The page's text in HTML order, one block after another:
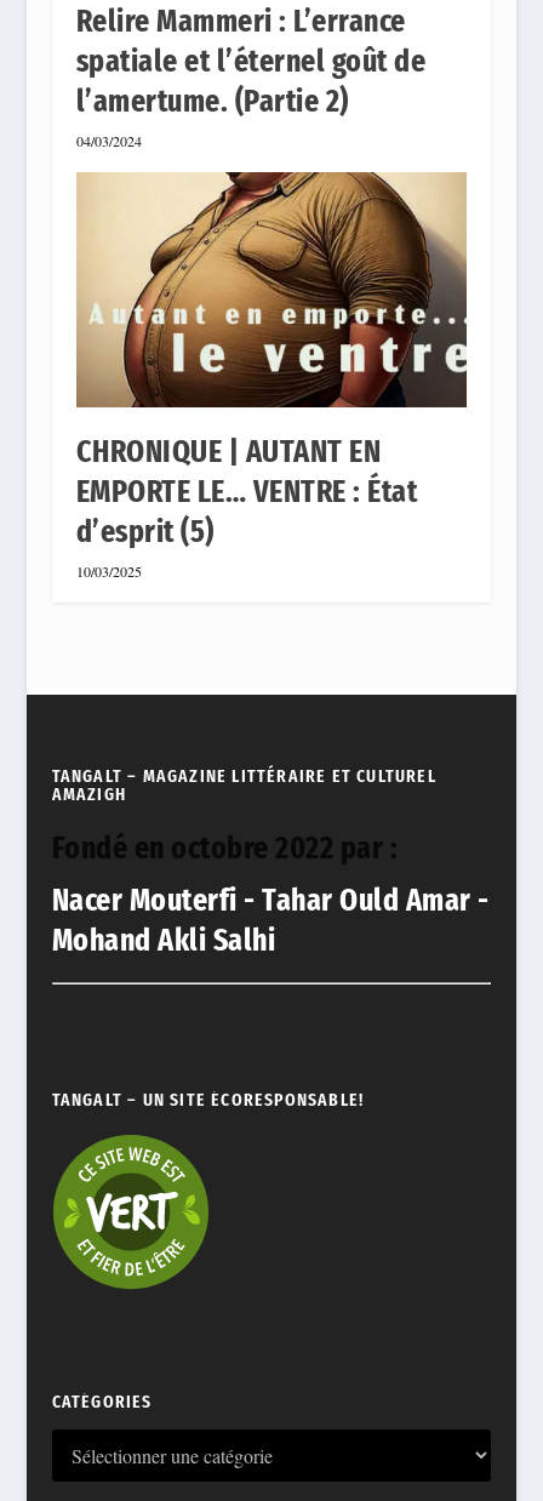
Relire Mammeri : L’errance
spatiale et l’éternel goût de
l’amertume. (Partie 2)
04/03/2024
CHRONIQUE | AUTANT EN
EMPORTE LE… VENTRE : État
d’esprit (5)
10/03/2025
TANGALT – MAGAZINE LITTÉRAIRE ET CULTUREL
AMAZIGH
Fondé en octobre 2022 par :
Nacer Mouterfi - Tahar Ould Amar -
Mohand Akli Salhi
TANGALT – UN SITE ÉCORESPONSABLE!
CATÉGORIES